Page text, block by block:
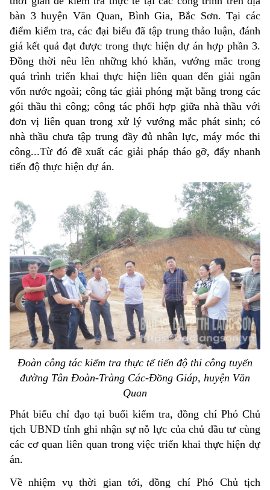
bàn 3 huyện Văn Quan, Bình Gia, Bắc Sơn. Tại các
điểm kiểm tra, các đại biểu đã tập trung thảo luận, đánh
giá kết quả đạt được trong thực hiện dự án hợp phần 3.
Đồng thời nêu lên những khó khăn, vướng mắc trong
quá trình triển khai thực hiện liên quan đến giải ngân
vốn nước ngoài; công tác giải phóng mặt bằng trong các
gói thầu thi công; công tác phối hợp giữa nhà thầu với
đơn vị liên quan trong xử lý vướng mắc phát sinh; có
nhà thầu chưa tập trung đầy đủ nhân lực, máy móc thi
công...Từ đó đề xuất các giải pháp tháo gỡ, đẩy nhanh
tiến độ thực hiện dự án.
Đoàn công tác kiểm tra thực tế tiến độ thi công tuyến
đường Tân Đoàn-Tràng Các-Đồng Giáp, huyện Văn
Quan
Phát biểu chỉ đạo tại buổi kiểm tra, đồng chí Phó Chủ
tịch UBND tỉnh ghi nhận sự nỗ lực của chủ đầu tư cùng
các cơ quan liên quan trong việc triển khai thực hiện dự
án.
Về nhiệm vụ thời gian tới, đồng chí Phó Chủ tịch